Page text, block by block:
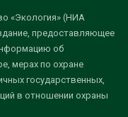
«Экология» (НИА
предоставляющее
об
мерах по охране
государственных,
в отношении охраны